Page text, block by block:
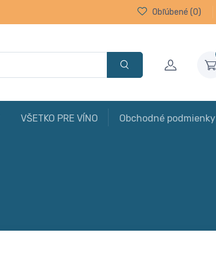
Obľúbené (0)
VŠETKO PRE VÍNO Obchodné podmienky